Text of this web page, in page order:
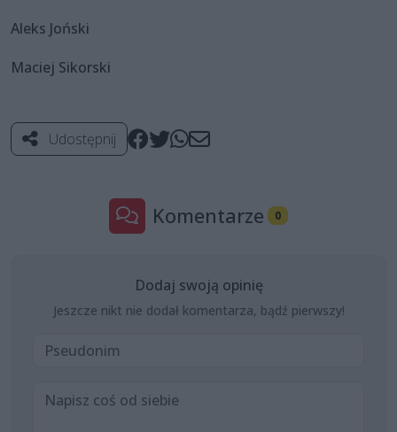
Aleks Joński
Maciej Sikorski
Udostępnij
Komentarze 0
Dodaj swoją opinię
Jeszcze nikt nie dodał komentarza, bądź pierwszy!